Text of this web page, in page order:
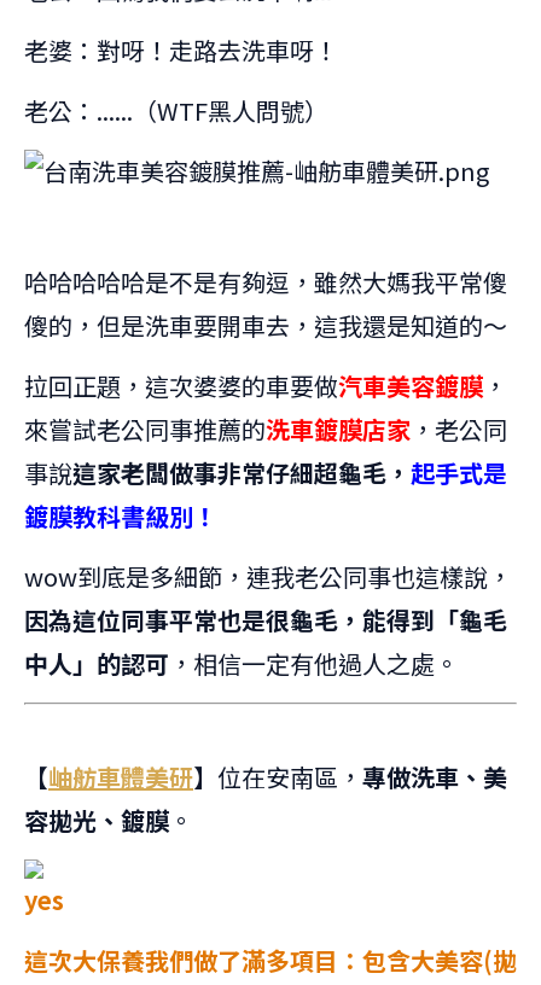
老婆：對呀！走路去洗車呀！
老公：......（WTF黑人問號）
哈哈哈哈哈是不是有夠逗，雖然大媽我平常傻
傻的，但是洗車要開車去，這我還是知道的～
拉回正題，這次婆婆的車要做汽車美容鍍膜 ，
來嘗試老公同事推薦的洗車鍍膜店家 ，老公同
事說這家老闆做事非常仔細超龜毛， 起手式是
鍍膜教科書級別！
wow到底是多細節，連我老公同事也這樣說，
因為這位同事平常也是很龜毛，能得到「龜毛
中人」的認可 ，相信一定有他過人之處。
【岫舫車體美研】 位在安南區， 專做洗車、美
容拋光、鍍膜 。
這次大保養我們做了滿多項目：包含大美容(拋